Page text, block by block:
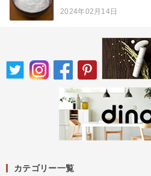
2024年02月14日
カテゴリー一覧